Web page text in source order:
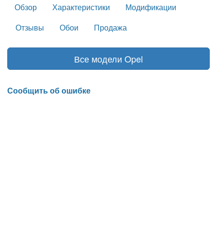
Обзор Характеристики
Модификации
Отзывы
Обои Продажа
Все модели Opel
Сообщить об ошибке